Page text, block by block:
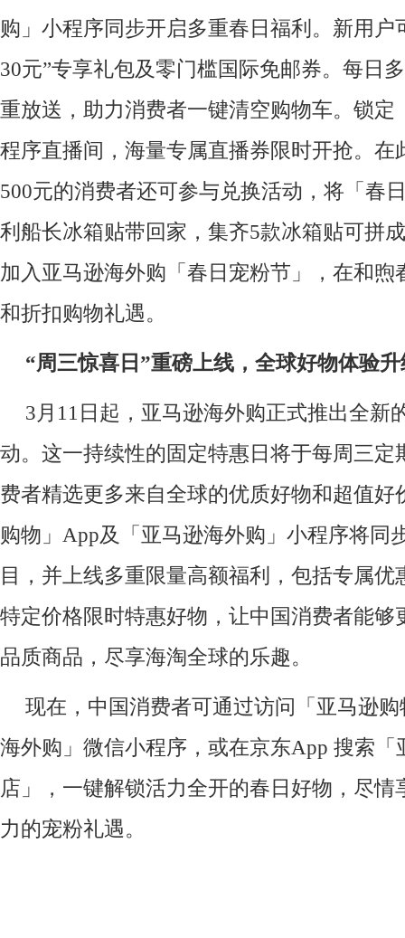
购」小程序同步开启多重春日福利。新用户
30元”专享礼包及零门槛国际免邮券。每日
重放送，助力消费者一键清空购物车。锁定
程序直播间，海量专属直播券限时开抢。在
500元的消费者还可参与兑换活动，将「春
利船长冰箱贴带回家，集齐5款冰箱贴可拼
加入亚马逊海外购「春日宠粉节」，在和煦
和折扣购物礼遇。
“周三惊喜日”重磅上线， 全球好物体验升
3月11日起，亚马逊海外购正式推出全新
动。这一持续性的固定特惠日将于每周三定
费者精选更多来自全球的优质好物和超值好
购物」App及「亚马逊海外购」小程序将同
目，并上线多重限量高额福利，包括专属优
特定价格限时特惠好物，让中国消费者能够
品质商品，尽享海淘全球的乐趣。
现在，中国消费者可通过访问「亚马逊
海外购」微信小程序，或在京东App 搜索「
店」，一键解锁活力全开的春日好物，尽情
力的宠粉礼遇。